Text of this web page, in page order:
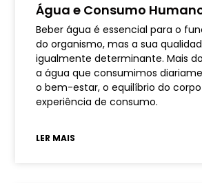
Água e Consumo
Beber água é essencial para o
do organismo, mas a sua
igualmente determinante. Mais
a água que consumimos
o bem-estar, o equilíbrio do
experiência de consumo.
LER MAIS